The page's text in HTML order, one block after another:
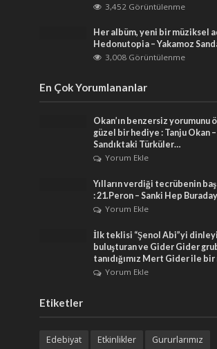
3,452 Görüntülenme
Her albüm, yeni bir müziksel
Hedonutopia – Yakamoz
3,008 Görüntülenme
En Çok Yorumlananlar
Okan’ın benzersiz yorumunu
güzel bir hediye : Tanju Okan
Sandıktaki Türküler…
Yorum Ekle
Yılların verdiği tecrübenin
: 21.Peron – Sanki Hep
Yorum Ekle
İlk teklisi “Şenol Abi”yi
buluşturan ve Gider Gider
tanıdığımız Mert Gider ile
Yorum Ekle
Etiketler
Edebiyat Etkinlikler Gururlarımız